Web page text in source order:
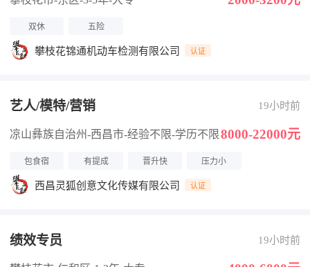
双休 五险
攀枝花锦通机动车检测有限公司 认证
艺人/模特/营销 19小时前
凉山彝族自治州-西昌市-经验不限-学历不限8000-22000元
包食宿 有提成 晋升快 压力小
西昌灵狐创意文化传媒有限公司 认证
绩效专员 19小时前